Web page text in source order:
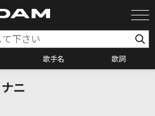
歌手名 歌詞
ラオケ検索
ニ